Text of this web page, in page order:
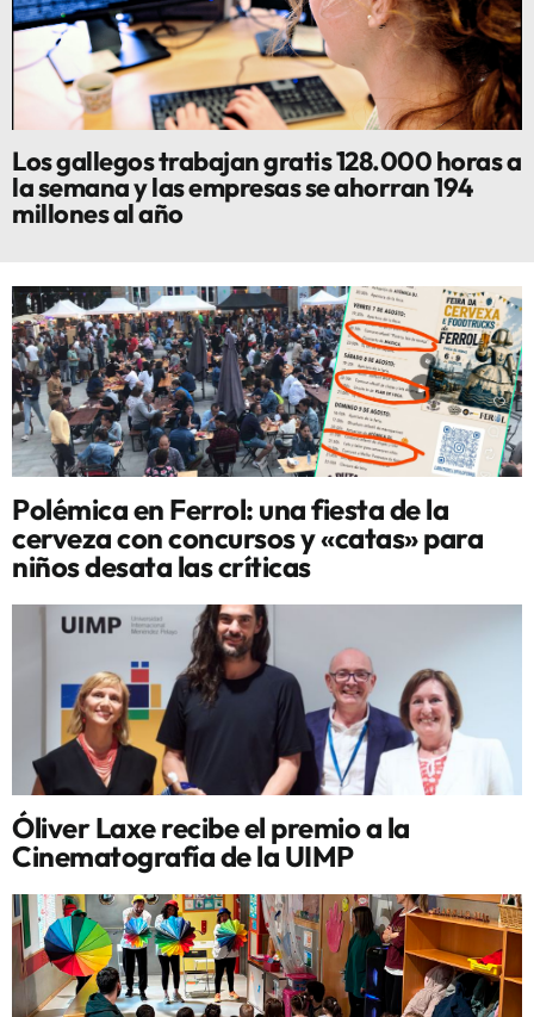
Los gallegos trabajan gratis 128.000 horas a
la semana y las empresas se ahorran 194
millones al año
Polémica en Ferrol: una fiesta de la
cerveza con concursos y «catas» para
niños desata las críticas
Óliver Laxe recibe el premio a la
Cinematografía de la UIMP